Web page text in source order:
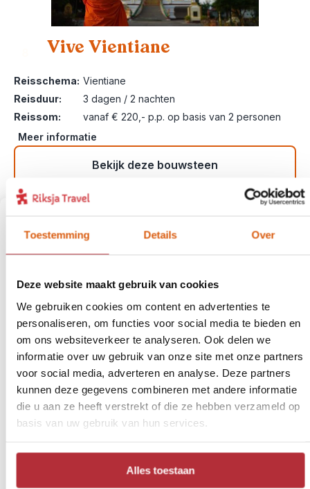
Toestemming Details Over
Deze website maakt gebruik van cookies
We gebruiken cookies om content en advertenties te
personaliseren, om functies voor social media te bieden en
om ons websiteverkeer te analyseren. Ook delen we
informatie over uw gebruik van onze site met onze partners
voor social media, adverteren en analyse. Deze partners
kunnen deze gegevens combineren met andere informatie
die u aan ze heeft verstrekt of die ze hebben verzameld op
basis van uw gebruik van hun services.
Alles toestaan
Vive Vientiane
Reisschema: Vientiane
Reisduur:
3 dagen / 2 nachten
Reissom:
vanaf € 220,- p.p. op basis van 2 personen
Meer informatie
Bekijk deze bouwsteen
9
Met de trein van Vientiane
naar Bangkok via Isaan
Reisschema:
Nong Khai - Korat – Phanom Rung – Isaan –
4 dagen / 3 nachten